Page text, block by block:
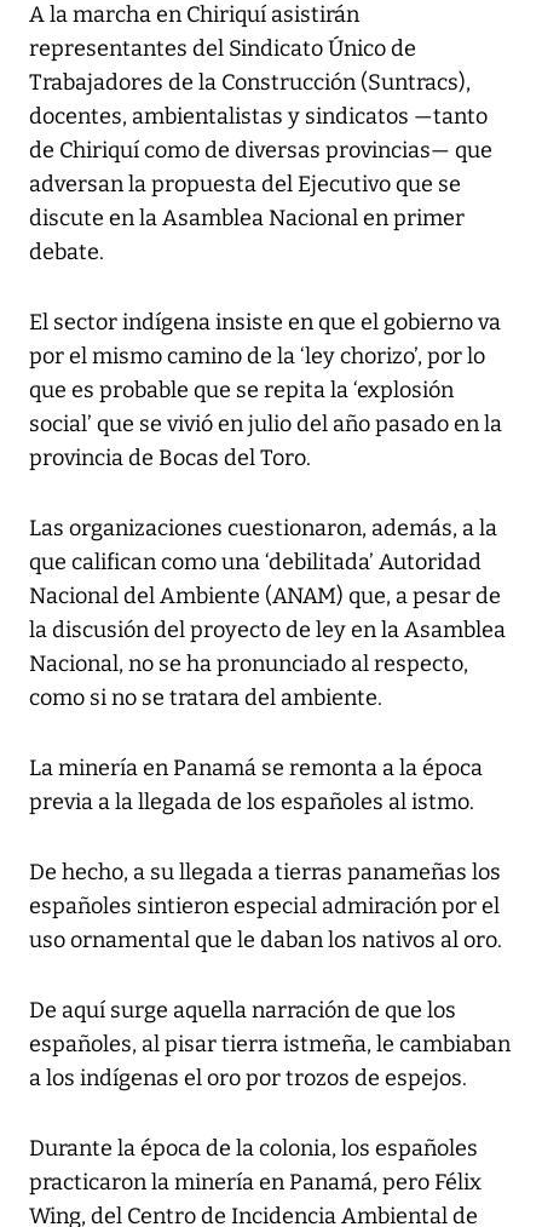
A la marcha en Chiriquí asistirán
representantes del Sindicato Único de
Trabajadores de la Construcción (Suntracs),
docentes, ambientalistas y sindicatos —tanto
de Chiriquí como de diversas provincias— que
adversan la propuesta del Ejecutivo que se
discute en la Asamblea Nacional en primer
debate.
El sector indígena insiste en que el gobierno va
por el mismo camino de la ‘ley chorizo’, por lo
que es probable que se repita la ‘explosión
social’ que se vivió en julio del año pasado en la
provincia de Bocas del Toro.
Las organizaciones cuestionaron, además, a la
que califican como una ‘debilitada’ Autoridad
Nacional del Ambiente (ANAM) que, a pesar de
la discusión del proyecto de ley en la Asamblea
Nacional, no se ha pronunciado al respecto,
como si no se tratara del ambiente.
La minería en Panamá se remonta a la época
previa a la llegada de los españoles al istmo.
De hecho, a su llegada a tierras panameñas los
españoles sintieron especial admiración por el
uso ornamental que le daban los nativos al oro.
De aquí surge aquella narración de que los
españoles, al pisar tierra istmeña, le cambiaban
a los indígenas el oro por trozos de espejos.
Durante la época de la colonia, los españoles
practicaron la minería en Panamá, pero Félix
Wing, del Centro de Incidencia Ambiental de